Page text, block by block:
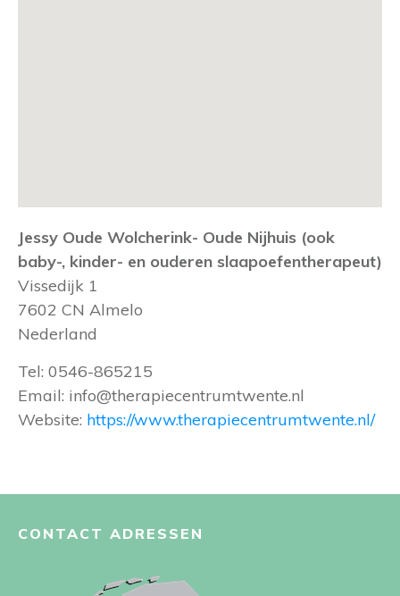
Jessy Oude Wolcherink- Oude Nijhuis (ook
baby-, kinder- en ouderen slaapoefentherapeut)
Vissedijk 1
7602 CN Almelo
Nederland
Tel: 0546-865215
Email: info@therapiecentrumtwente.nl
Website: https://www.therapiecentrumtwente.nl/
CONTACT ADRESSEN